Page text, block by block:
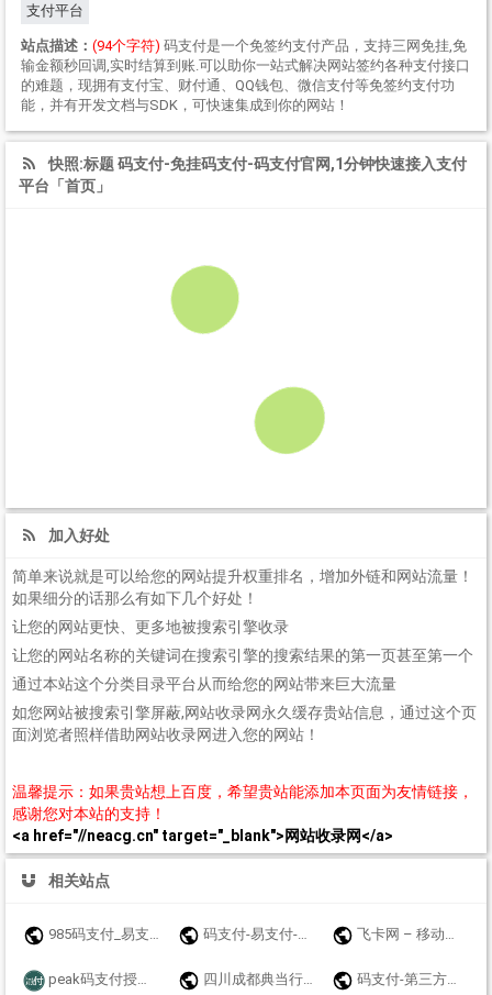
支付平台
站点描述： (94个字符) 码支付是一个免签约支付产品，支持三网免挂,免
输金额秒回调,实时结算到账.可以助你一站式解决网站签约各种支付接口
的难题，现拥有支付宝、财付通、QQ钱包、微信支付等免签约支付功
能，并有开发文档与SDK，可快速集成到你的网站！
快照:标题 码支付-免挂码支付-码支付官网,1分钟快速接入支付
平台「首页」
加入好处
简单来说就是可以给您的网站提升权重排名，增加外链和网站流量！
如果细分的话那么有如下几个好处！
让您的网站更快、更多地被搜索引擎收录
让您的网站名称的关键词在搜索引擎的搜索结果的第一页甚至第一个
通过本站这个分类目录平台从而给您的网站带来巨大流量
如您网站被搜索引擎屏蔽,网站收录网永久缓存贵站信息，通过这个页
面浏览者照样借助网站收录网进入您的网站！
温馨提示：如果贵站想上百度，希望贵站能添加本页面为友情链接，
感谢您对本站的支持！
<a href="//neacg.cn" target="_blank">网站收录网</a>
相关站点
985码支付_易支付_免挂码支付官网_即时到账聚合支付接口 码支付-易支付-源支付-聚合支付-我爱码支付 飞卡网 – 移动联通电信19元无限流量卡推荐_正规手机卡办理
peak码支付授权官网_一款优质的免挂码支付系统-peak码支付正版授权_一站式搭建_免签约免挂机免输入码支付 四川成都典当行公司|成都房产抵押典当|成都车辆质押典当|奢侈品手表黄金评估鉴定寄卖|大额短借垫资个人小额贷款联系方式：13548135501【官方网站】www.yicf.cn 码支付-第三方收款平台